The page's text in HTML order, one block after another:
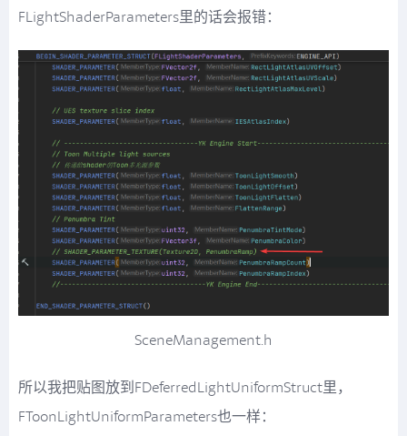
FLightShaderParameters里的话会报错：
SceneManagement.h
所以我把贴图放到FDeferredLightUniformStruct里，
FToonLightUniformParameters也一样：